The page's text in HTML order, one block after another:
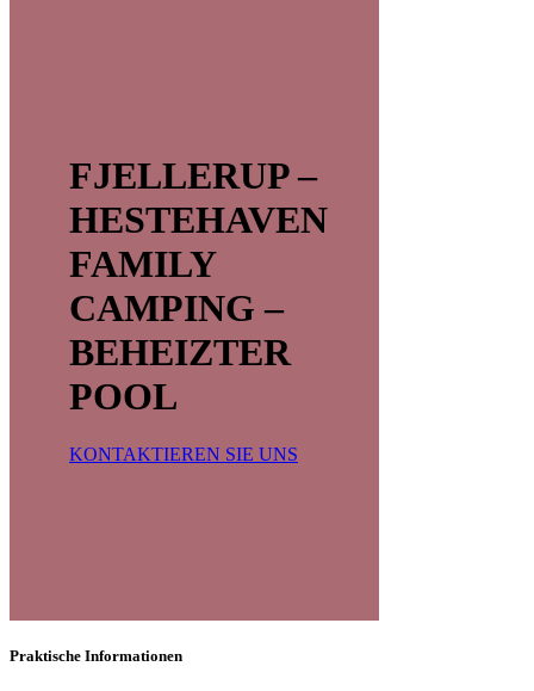
FJELLERUP –
HESTEHAVEN
FAMILY
CAMPING –
BEHEIZTER
POOL
KONTAKTIEREN SIE UNS
Praktische Informationen